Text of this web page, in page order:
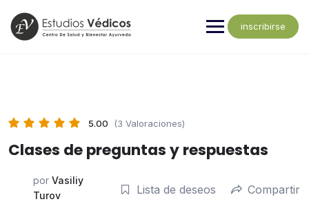
inscribirse
5.00 (3 Valoraciones)
Clases de preguntas y respuestas
por Vasiliy
Turov
Lista de deseos Compartir